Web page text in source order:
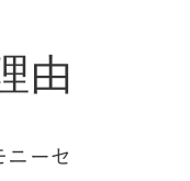
由
ニーセ